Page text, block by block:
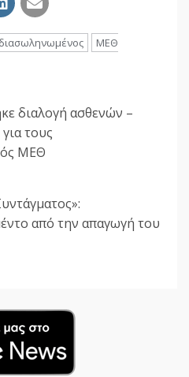
διασωληνωμένος
ΜΕΘ
διαλογή ασθενών –
τους
ΜΕΘ
από την απαγωγή του